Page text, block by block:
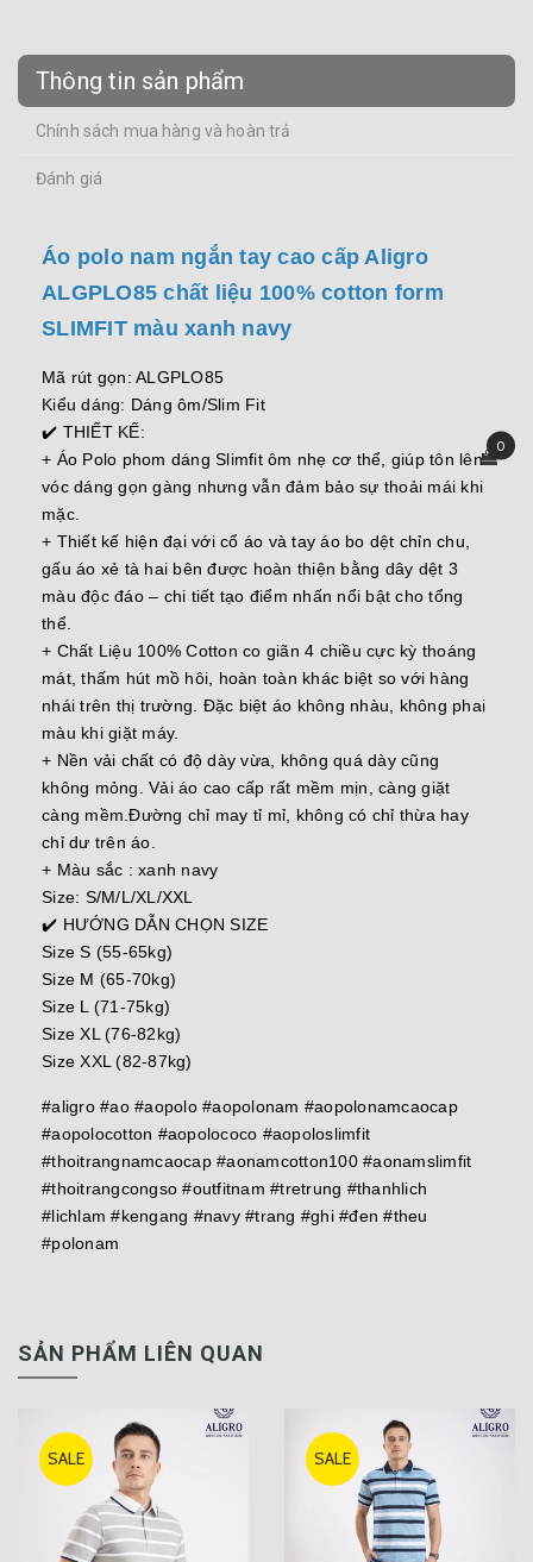
0
Thông tin sản phẩm
Chính sách mua hàng và hoàn trả
Đánh giá
Áo polo nam ngắn tay cao cấp Aligro
ALGPLO85 chất liệu 100% cotton form
SLIMFIT màu xanh navy
Mã rút gọn: ALGPLO85
Kiểu dáng: Dáng ôm/Slim Fit
✔️ THIẾT KẾ:
+ Áo Polo phom dáng Slimfit ôm nhẹ cơ thể, giúp tôn lên
vóc dáng gọn gàng nhưng vẫn đảm bảo sự thoải mái khi
mặc.
+ Thiết kế hiện đại với cổ áo và tay áo bo dệt chỉn chu,
gấu áo xẻ tà hai bên được hoàn thiện bằng dây dệt 3
màu độc đáo – chi tiết tạo điểm nhấn nổi bật cho tổng
thể.
+ Chất Liệu 100% Cotton co giãn 4 chiều cực kỳ thoáng
mát, thấm hút mồ hôi, hoàn toàn khác biệt so với hàng
nhái trên thị trường. Đặc biệt áo không nhàu, không phai
màu khi giặt máy.
+ Nền vải chất có độ dày vừa, không quá dày cũng
không mỏng. Vải áo cao cấp rất mềm mịn, càng giặt
càng mềm.Đường chỉ may tỉ mỉ, không có chỉ thừa hay
chỉ dư trên áo.
+ Màu sắc : xanh navy
Size: S/M/L/XL/XXL
✔️ HƯỚNG DẪN CHỌN SIZE
Size S (55-65kg)
Size M (65-70kg)
Size L (71-75kg)
Size XL (76-82kg)
Size XXL (82-87kg)
#aligro #ao #aopolo #aopolonam #aopolonamcaocap
#aopolocotton #aopolococo #aopoloslimfit
#thoitrangnamcaocap #aonamcotton100 #aonamslimfit
#thoitrangcongso #outfitnam #tretrung #thanhlich
#lichlam #kengang #navy #trang #ghi #đen #theu
#polonam
SẢN PHẨM LIÊN QUAN
SALE SALE